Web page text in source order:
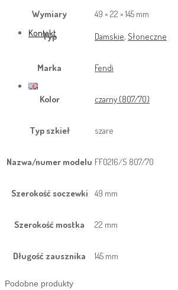
Kontakt
Wymiary
49 × 22 × 145 mm
Typ
Damskie, Słoneczne
Marka Fendi
Kolor czarny (807/70)
Typ szkieł szare
Nazwa/numer modelu FF0216/S 807/70
Szerokość soczewki 49 mm
Szerokość mostka 22 mm
Długość zausznika 145 mm
Podobne produkty